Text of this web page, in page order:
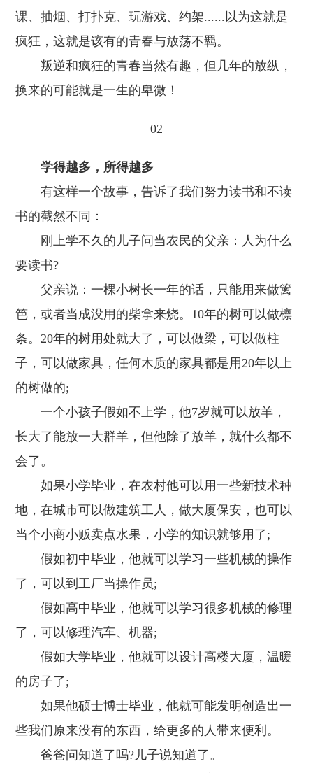
课、抽烟、打扑克、玩游戏、约架......以为这就是
疯狂，这就是该有的青春与放荡不羁。
叛逆和疯狂的青春当然有趣，但几年的放纵，
换来的可能就是一生的卑微！
02
学得越多，所得越多
有这样一个故事，告诉了我们努力读书和不读
书的截然不同：
刚上学不久的儿子问当农民的父亲：人为什么
要读书?
父亲说：一棵小树长一年的话，只能用来做篱
笆，或者当成没用的柴拿来烧。10年的树可以做檩
条。20年的树用处就大了，可以做梁，可以做柱
子，可以做家具，任何木质的家具都是用20年以上
的树做的;
一个小孩子假如不上学，他7岁就可以放羊，
长大了能放一大群羊，但他除了放羊，就什么都不
会了。
如果小学毕业，在农村他可以用一些新技术种
地，在城市可以做建筑工人，做大厦保安，也可以
当个小商小贩卖点水果，小学的知识就够用了;
假如初中毕业，他就可以学习一些机械的操作
了，可以到工厂当操作员;
假如高中毕业，他就可以学习很多机械的修理
了，可以修理汽车、机器;
假如大学毕业，他就可以设计高楼大厦，温暖
的房子了;
如果他硕士博士毕业，他就可能发明创造出一
些我们原来没有的东西，给更多的人带来便利。
爸爸问知道了吗?儿子说知道了。